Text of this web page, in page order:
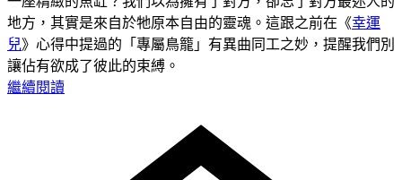
地方，其實是來自於牠原本自由的靈魂。這跟之前在《幸運
兒》心得中提過的「專屬鳥籠」有異曲同工之妙，提醒我們別
讓佔有欲成了彼此的束縛。
繼續閱讀